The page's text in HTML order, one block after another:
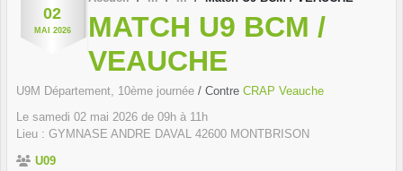
02
MAI 2026
MATCH U9 BCM /
VEAUCHE
U9M Département, 10ème journée / Contre CRAP Veauche
Le samedi 02 mai 2026 de 09h à 11h
Lieu : GYMNASE ANDRE DAVAL 42600 MONTBRISON
U09